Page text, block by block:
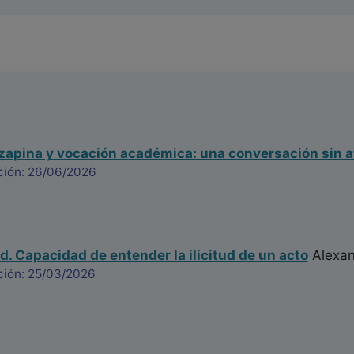
y vocación académica: una conversación sin
26/06/2026
Capacidad de entender la ilicitud de un acto
25/03/2026